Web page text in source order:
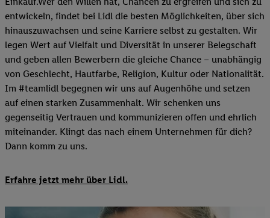
entwickeln, findet bei Lidl die besten Möglichkeiten, über sich
hinauszuwachsen und seine Karriere selbst zu gestalten. Wir
legen Wert auf Vielfalt und Diversität in unserer Belegschaft
und geben allen Bewerbern die gleiche Chance – unabhängig
von Geschlecht, Hautfarbe, Religion, Kultur oder Nationalität.
Im #teamlidl begegnen wir uns auf Augenhöhe und setzen
auf einen starken Zusammenhalt. Wir schenken uns
gegenseitig Vertrauen und kommunizieren offen und ehrlich
miteinander. Klingt das nach einem Unternehmen für dich?
Dann komm zu uns.​
Erfahre jetzt mehr über Lidl.